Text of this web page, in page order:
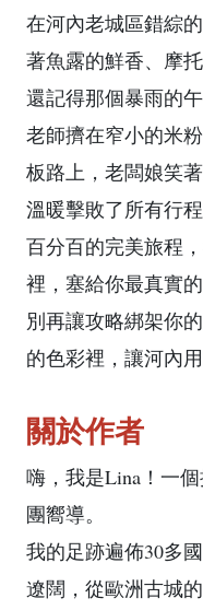
在河內老城區錯綜
著魚露的鮮香、摩
還記得那個暴雨的
老師擠在窄小的米
板路上，老闆娘笑
溫暖擊敗了所有行
百分百的完美旅程
裡，塞給你最真實
別再讓攻略綁架你
的色彩裡，讓河內
關於作者
嗨，我是Lina！一
團嚮導。
我的足跡遍佈30多
遼闊，從歐洲古城